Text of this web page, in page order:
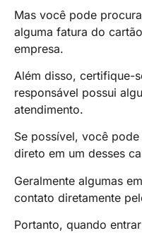
Mas você pode
alguma fatura do
empresa.
Além disso, certifique-
responsável possui
atendimento.
Se possível, você
direto em um desses
Geralmente algumas
contato diretamente
Portanto, quando